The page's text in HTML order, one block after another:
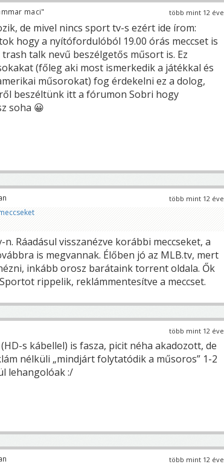
több mint 12 éve
maci"
de mivel nincs sport tv-s ezért ide írom:
hogy a nyítófordulóból 19.00 órás meccset is
talk nevű beszélgetős műsort is. Ez
(főleg aki most ismerkedik a játékkal és
műsorokat) fog érdekelni ez a dolog,
beszéltünk itt a fórumon Sobri hogy
soha 😀
több mint 12 éve
Ráadásul visszanézve korábbi meccseket, a
is megvannak. Élőben jó az MLB.tv, mert
inkább orosz barátaink torrent oldala. Ők
rippelik, reklámmentesítve a meccset.
több mint 12 éve
s kábellel) is fasza, picit néha akadozott, de
nélküli „mindjárt folytatódik a műsoros” 1-2
lehangolóak :/
több mint 12 éve